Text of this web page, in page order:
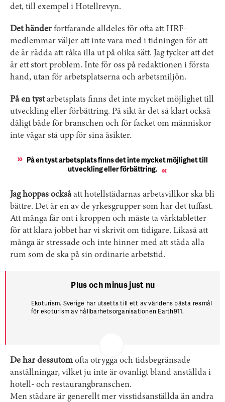
det, till exempel i Hotellrevyn.
Det händerfortfarande alldeles för ofta att HRF-
medlemmar väljer att inte vara med i tidningen för att
de är rädda att råka illa ut på olika sätt. Jag tycker att det
är ett stort problem. Inte för oss på redaktionen i första
hand, utan för arbetsplatserna och arbetsmiljön.
På en tystarbetsplats finns det inte mycket möjlighet till
utveckling eller förbättring. På sikt är det så klart också
dåligt både för branschen och för facket om människor
inte vågar stå upp för sina åsikter.
På en tyst arbetsplats finns det inte mycket möjlighet till
utveckling eller förbättring.
Jag hoppas ocksåatt hotellstädarnas arbetsvillkor ska bli
bättre. Det är en av de yrkesgrupper som har det tuffast.
Att många får ont i kroppen och måste ta värktabletter
för att klara jobbet har vi skrivit om tidigare. Likaså att
många är stressade och inte hinner med att städa alla
rum som de ska på sin ordinarie arbetstid.
Plus och minus just nu
Ekoturism. Sverige har utsetts till ett av världens bästa resmål
för ekoturism av hållbarhetsorganisationen Earth911.
De har dessutom ofta otrygga och tidsbegränsade
anställningar, vilket ju inte är ovanligt bland anställda i
hotell- och restaurangbranschen.
Men städare är generellt mer visstidsanställda än andra